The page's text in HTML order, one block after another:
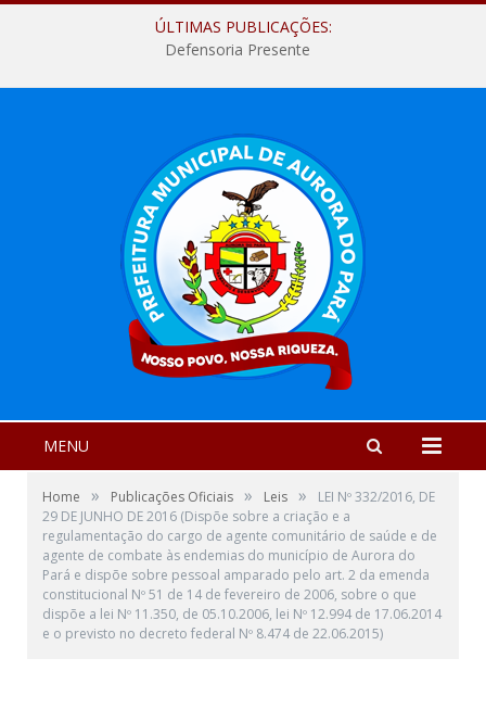
ÚLTIMAS PUBLICAÇÕES:
Defensoria Presente
MENU
Home » Publicações Oficiais » Leis »
LEI Nº 332/2016, DE
29 DE JUNHO DE 2016 (Dispõe sobre a criação e a
regulamentação do cargo de agente comunitário de saúde e de
agente de combate às endemias do município de Aurora do
Pará e dispõe sobre pessoal amparado pelo art. 2 da emenda
constitucional Nº 51 de 14 de fevereiro de 2006, sobre o que
dispõe a lei Nº 11.350, de 05.10.2006, lei Nº 12.994 de 17.06.2014
e o previsto no decreto federal Nº 8.474 de 22.06.2015)